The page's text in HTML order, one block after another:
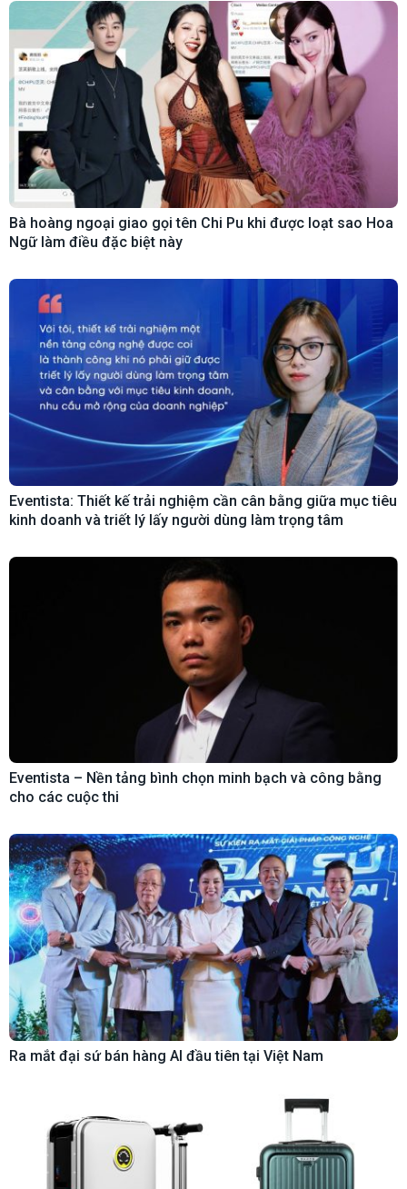
Bà hoàng ngoại giao gọi tên Chi Pu khi được loạt sao Hoa
Ngữ làm điều đặc biệt này
Eventista: Thiết kế trải nghiệm cần cân bằng giữa mục tiêu
kinh doanh và triết lý lấy người dùng làm trọng tâm
Eventista – Nền tảng bình chọn minh bạch và công bằng
cho các cuộc thi
Ra mắt đại sứ bán hàng AI đầu tiên tại Việt Nam